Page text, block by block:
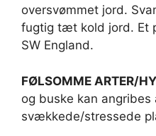
oversvømmet jord.
fugtig tæt kold jord. Et
SW England.
FØLSOMME ARTER/
og buske kan angribes
svækkede/stressede